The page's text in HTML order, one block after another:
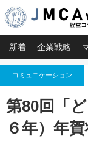
新着 企業戦略
コミュニケーション
第80回「
６年）年賀